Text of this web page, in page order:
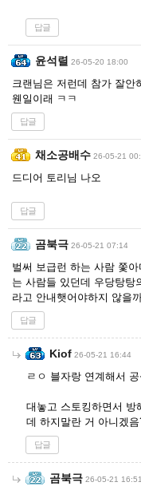
답글
윤석렬 26-05-20 18:00
크랜님은 저런데 참가 잘안
웬일이래 ㅋㅋ
답글
채소공배수 26-05-21
드디어 토리님 나오
답글
곰북극 26-05-21 07:14
벌써 보급런 하는 사람 쫓
는 사람들 있던데 우당탕탕
라고 안내햇어야하지 않을
답글
Kiof 26-05-21 16:44
ㄹㅇ 블자랑 연계해서
대놓고 스토킹하면서 방
데 하지말란 거 아니겠
답글
곰북극 26-05-21 16:51